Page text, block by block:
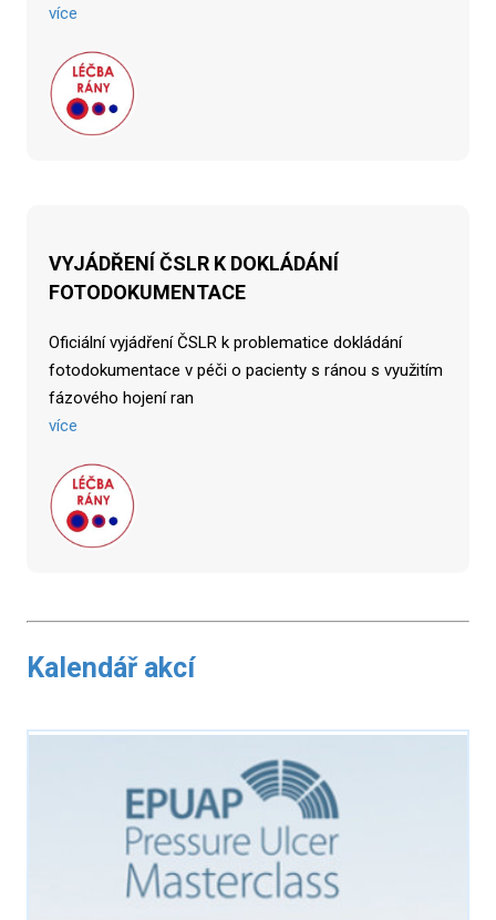
více
VYJÁDŘENÍ ČSLR K DOKLÁDÁNÍ
FOTODOKUMENTACE
Oficiální vyjádření ČSLR k problematice dokládání
fotodokumentace v péči o pacienty s ránou s využitím
fázového hojení ran
více
Kalendář akcí